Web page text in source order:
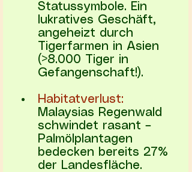
Statussymbole. Ein
lukratives Geschäft,
angeheizt durch
Tigerfarmen in Asien
(>8.000 Tiger in
Gefangenschaft!).
Habitatverlust:
Malaysias Regenwald
schwindet rasant –
Palmölplantagen
bedecken bereits 27%
der Landesfläche.